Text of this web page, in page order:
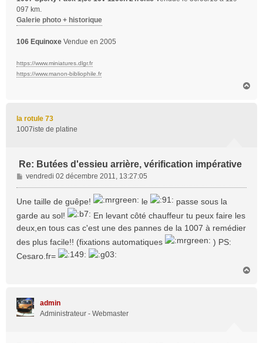
097 km.
Galerie photo + historique
106 Equinoxe Vendue en 2005
https://www.miniatures.dlgr.fr
https://www.manon-bibliophile.fr
la rotule 73
1007iste de platine
Re: Butées d'essieu arrière, vérification impérative
M
e
a
g
e
vendredi 02 décembre 2011, 13:27:05
Une taille de guêpe! le
passe sous la
garde au sol!
En levant côté chauffeur tu peux faire les
deux,en tous cas c'est une des pannes de la 1007 à remédier
des plus facile!! (fixations automatiques
) PS:
Cesaro.fr=
admin
Administrateur - Webmaster